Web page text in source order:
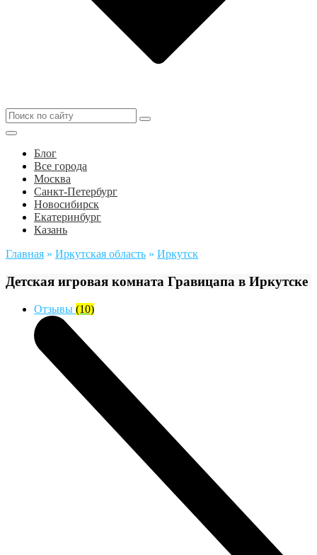
Блог
Все города
Москва
Санкт-Петербург
Новосибирск
Екатеринбург
Казань
Главная » Иркутская область » Иркутск
Детская игровая комната Гравицапа в Иркутске
Отзывы (10)